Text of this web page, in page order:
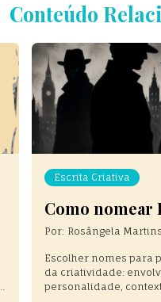
Conteúdo
Escrita Criativa
Como nomear
Inesquecíveis
Por: Rosângela Martins
Escolher nomes para
da criatividade:
personalidade,